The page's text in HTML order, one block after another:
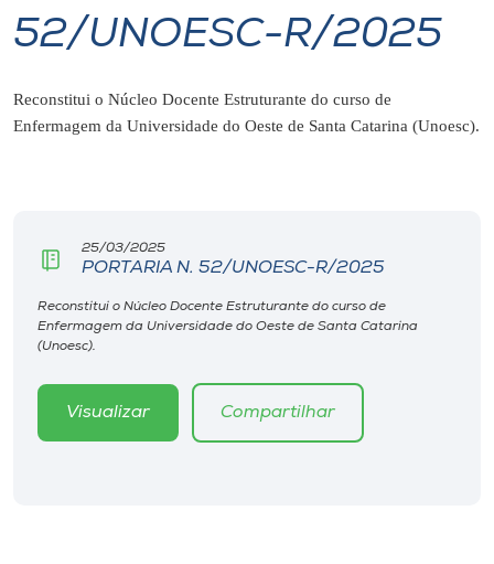
I.nova
Diplomados
CPA
Biblioteca
Rádio
52/UNOESC-R/2025
Reconstitui o Núcleo Docente Estruturante do curso de
Enfermagem da Universidade do Oeste de Santa Catarina (Unoesc).
25/03/2025
PORTARIA N. 52/UNOESC-R/2025
Reconstitui o Núcleo Docente Estruturante do curso de
Enfermagem da Universidade do Oeste de Santa Catarina
(Unoesc).
Visualizar Compartilhar